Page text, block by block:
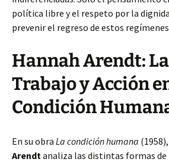
política libre y el respeto por la
prevenir el regreso de estos
Hannah Arendt:
Trabajo y Acción
Condición
En su obra La condición humana
Arendtanaliza las distintas formas de